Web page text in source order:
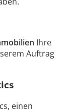
Ihre
Auftrag
einen